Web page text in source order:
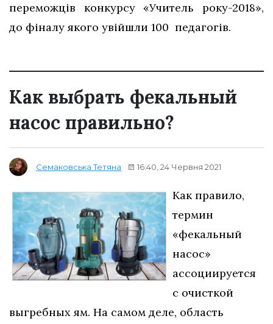
переможців конкурсу «Учитель року-2018»,
до фіналу якого увійшли 100 педагогів.
Как выбрать фекальный
насос правильно?
Семаковська Тетяна 16:40, 24 Червня 2021
Как правило,
термин
«фекальный
насос»
ассоциируется
с очисткой
выгребных ям. На самом деле, область